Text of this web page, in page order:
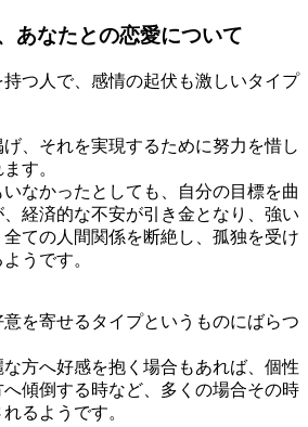
あなたとの恋愛について
つ人で、感情の起伏も激しいタイプ
、それを実現するために努力を惜し
す。
なかったとしても、自分の目標を曲
経済的な不安が引き金となり、強い
ての人間関係を断絶し、孤独を受け
うです。
を寄せるタイプというものにばらつ
方へ好感を抱く場合もあれば、個性
傾倒する時など、多くの場合その時
るようです。